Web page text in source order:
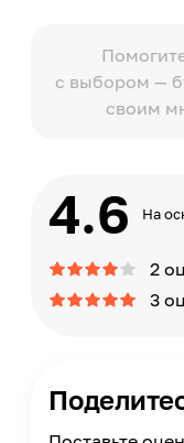
с выбором —
своим
4.6 На
2
3